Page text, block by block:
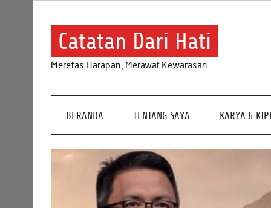
Catatan Dari Hati
Meretas Harapan, Merawat Kewarasan
BERANDA TENTANG SAYA KARYA &